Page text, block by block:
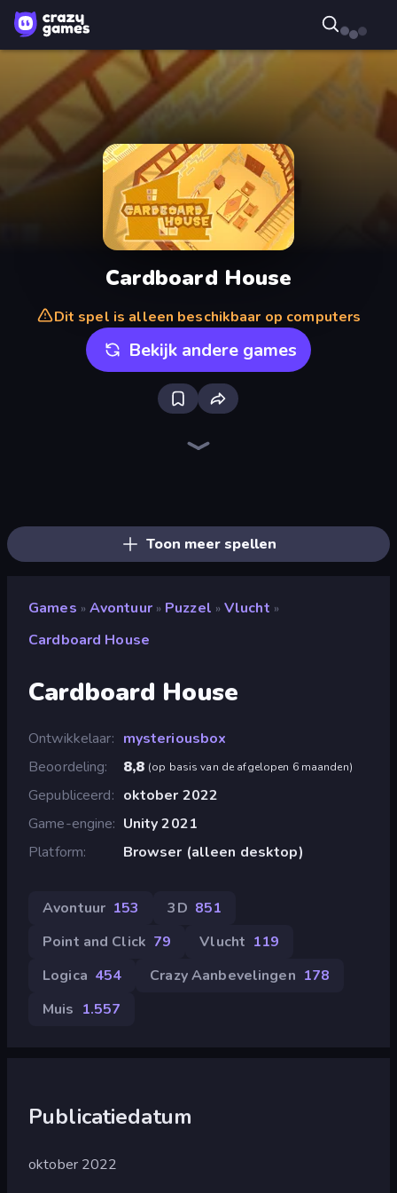
Cardboard House
Dit spel is alleen beschikbaar op computers
Bekijk andere games
Toon meer spellen
Games » Avontuur » Puzzel » Vlucht »
Cardboard House
Cardboard House
Ontwikkelaar
mysteriousbox
Beoordeling
8,8 (op basis van de afgelopen 6 maanden)
Gepubliceerd
oktober 2022
Game-engine
Unity 2021
Platform
Browser (alleen desktop)
Avontuur 153 3D 851
Point and Click 79 Vlucht 119
Logica 454 Crazy Aanbevelingen 178
Muis 1.557
Publicatiedatum
oktober 2022